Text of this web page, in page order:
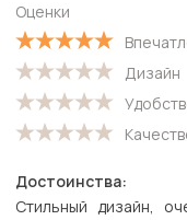
С высокой оценкой
С низкой оценкой
Оценки
Дизайн
Достоинства:
Cтильный дизайн,